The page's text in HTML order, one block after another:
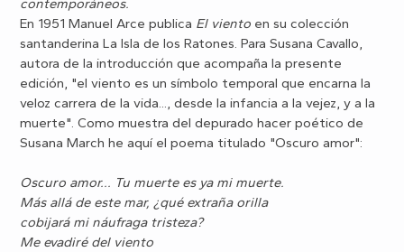
contemporáneos.
En 1951 Manuel Arce publica El viento en su colección
santanderina La Isla de los Ratones. Para Susana Cavallo,
autora de la introducción que acompaña la presente
edición, "el viento es un símbolo temporal que encarna la
veloz carrera de la vida..., desde la infancia a la vejez, y a la
muerte". Como muestra del depurado hacer poético de
Susana March he aquí el poema titulado "Oscuro amor":
Oscuro amor... Tu muerte es ya mi muerte.
Más allá de este mar, ¿qué extraña orilla
cobijará mi náufraga tristeza?
Me evadiré del viento